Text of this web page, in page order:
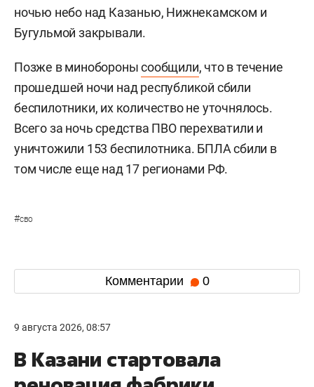
ночью небо над Казанью, Нижнекамском и
Бугульмой закрывали.
Позже в миноборонысообщили, что в течение
прошедшей ночи над республикой сбили
беспилотники, их количество не уточнялось.
Всего за ночь средства ПВО перехватили и
уничтожили 153 беспилотника. БПЛА сбили в
том числе еще над 17 регионами РФ.
#сво
Комментарии 0
9 августа 2026, 08:57
В Казани стартовала